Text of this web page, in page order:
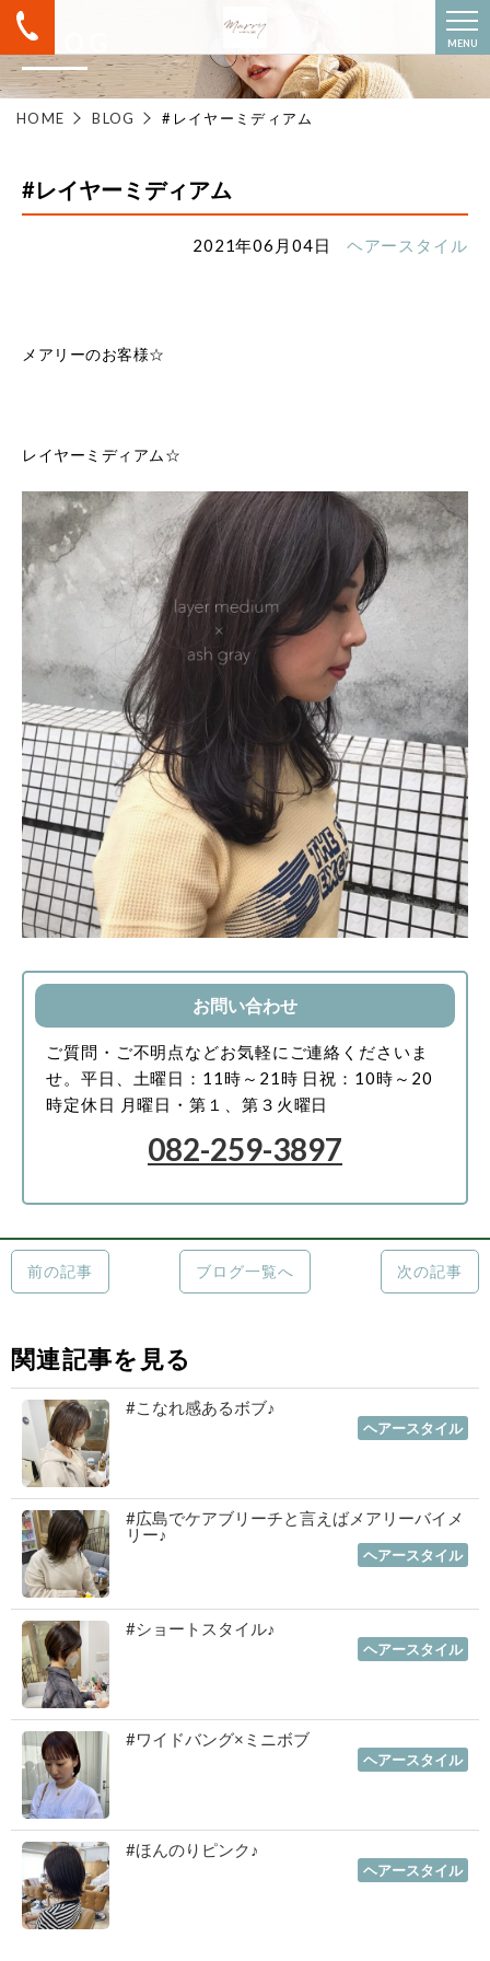
MENU
BLOG
HOME BLOG #レイヤーミディアム
#レイヤーミディアム
2021年06月04日 ヘアースタイル
メアリーのお客様☆
レイヤーミディアム☆
お問い合わせ
ご質問・ご不明点などお気軽にご連絡くださいま
せ。 平日、土曜日：11時～21時 日祝：10時～20
時定休日 月曜日・第１、第３火曜日
082-259-3897
前の記事 ブログ一覧へ 次の記事
関連記事を見る
#こなれ感あるボブ♪
ヘアースタイル
#広島でケアブリーチと言えばメアリーバイメ
リー♪
ヘアースタイル
#ショートスタイル♪
ヘアースタイル
#ワイドバング×ミニボブ
ヘアースタイル
#ほんのりピンク♪
ヘアースタイル